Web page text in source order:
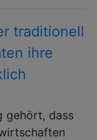
traditionell
ihre
gehört, dass